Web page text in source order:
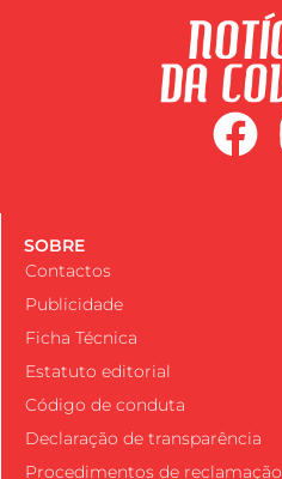
SOBRE
Contactos
Publicidade
Ficha Técnica
Estatuto editorial
Código de conduta
Declaração de transparência
Procedimentos de reclamação